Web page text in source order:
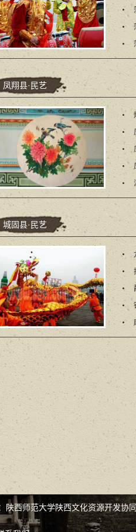
凤翔县·民艺
城固县·民艺
西师范大学陕西文化资源开发协